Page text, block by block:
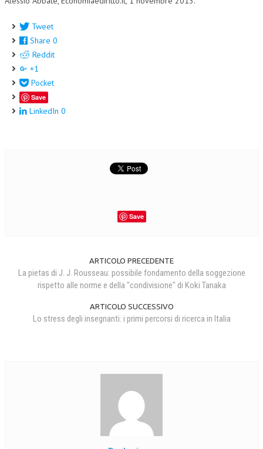
Tweet
Share 0
Reddit
+1
Pocket
Save
LinkedIn 0
Save
ARTICOLO PRECEDENTE
La pietas di J. J. Rousseau: possibile fondamento della soggezione
rispetto alle norme e della "condivisione" di Koki Tanaka
ARTICOLO SUCCESSIVO
Lo stress degli insegnanti: i primi percorsi di ricerca in Italia